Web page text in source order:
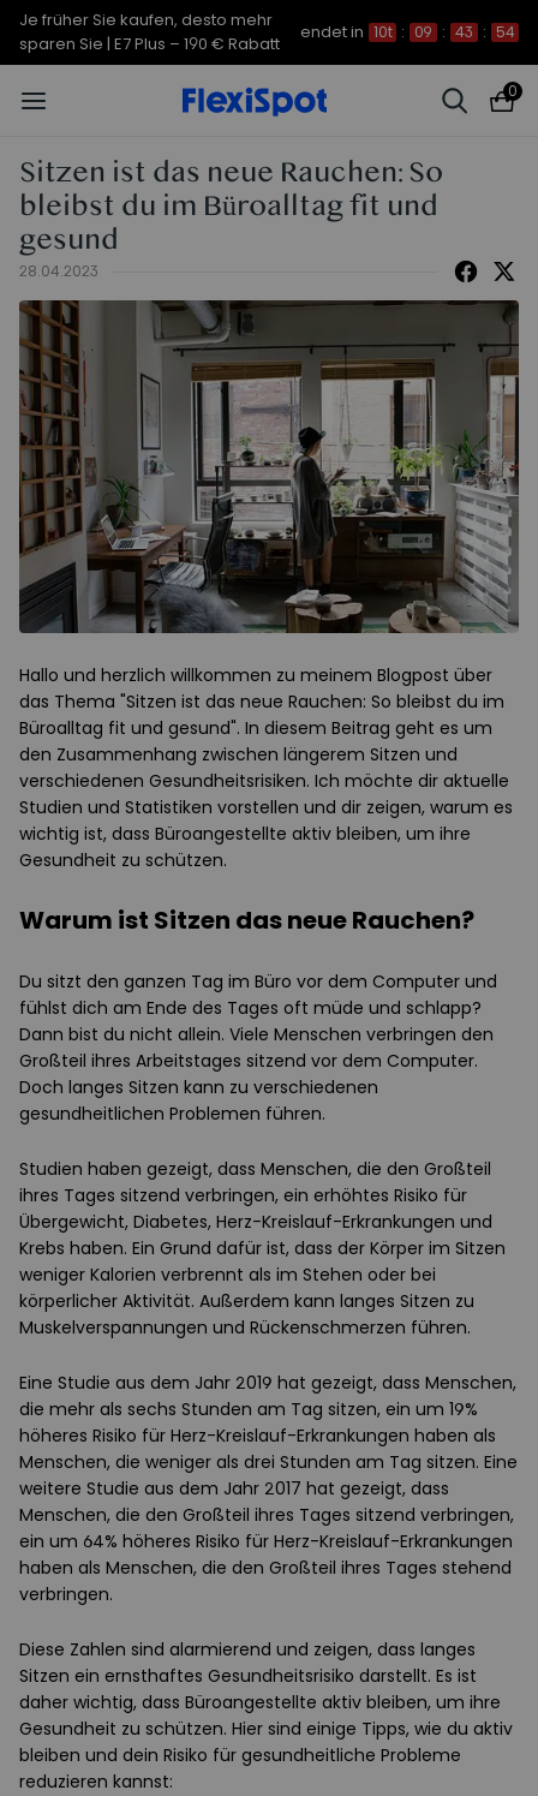
Je früher Sie kaufen, desto mehr
sparen Sie | C7 Morpher – 290 €
Rabatt
53
0
Sitzen ist das neue Rauchen: So
bleibst du im Büroalltag fit und
gesund
28.04.2023
Hallo und herzlich willkommen zu meinem Blogpost über
das Thema "Sitzen ist das neue Rauchen: So bleibst du im
Büroalltag fit und gesund". In diesem Beitrag geht es um
den Zusammenhang zwischen längerem Sitzen und
verschiedenen Gesundheitsrisiken. Ich möchte dir aktuelle
Studien und Statistiken vorstellen und dir zeigen, warum es
wichtig ist, dass Büroangestellte aktiv bleiben, um ihre
Gesundheit zu schützen.
Warum ist Sitzen das neue Rauchen?
Du sitzt den ganzen Tag im Büro vor dem Computer und
fühlst dich am Ende des Tages oft müde und schlapp?
Dann bist du nicht allein. Viele Menschen verbringen den
Großteil ihres Arbeitstages sitzend vor dem Computer.
Doch langes Sitzen kann zu verschiedenen
gesundheitlichen Problemen führen.
Studien haben gezeigt, dass Menschen, die den Großteil
ihres Tages sitzend verbringen, ein erhöhtes Risiko für
Übergewicht, Diabetes, Herz-Kreislauf-Erkrankungen und
Krebs haben. Ein Grund dafür ist, dass der Körper im Sitzen
weniger Kalorien verbrennt als im Stehen oder bei
körperlicher Aktivität. Außerdem kann langes Sitzen zu
Muskelverspannungen und Rückenschmerzen führen.
Eine Studie aus dem Jahr 2019 hat gezeigt, dass Menschen,
die mehr als sechs Stunden am Tag sitzen, ein um 19%
höheres Risiko für Herz-Kreislauf-Erkrankungen haben als
Menschen, die weniger als drei Stunden am Tag sitzen. Eine
weitere Studie aus dem Jahr 2017 hat gezeigt, dass
Menschen, die den Großteil ihres Tages sitzend verbringen,
ein um 64% höheres Risiko für Herz-Kreislauf-Erkrankungen
haben als Menschen, die den Großteil ihres Tages stehend
verbringen.
Diese Zahlen sind alarmierend und zeigen, dass langes
Sitzen ein ernsthaftes Gesundheitsrisiko darstellt. Es ist
daher wichtig, dass Büroangestellte aktiv bleiben, um ihre
Gesundheit zu schützen. Hier sind einige Tipps, wie du aktiv
bleiben und dein Risiko für gesundheitliche Probleme
reduzieren kannst: